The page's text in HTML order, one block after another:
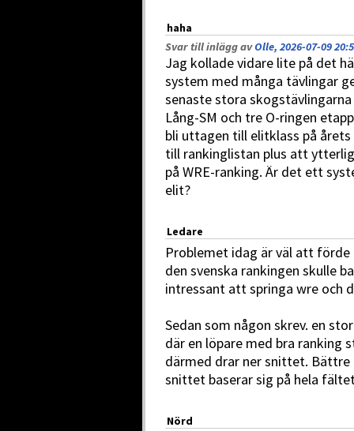
haha
Svar till inlägg avOlle, 2026-07-09
Jag kollade vidare lite på det
system med många tävlingar
senaste stora skogstävlingarna
Lång-SM och tre O-ringen
bli uttagen till elitklass på
till rankinglistan plus att
på WRE-ranking. Är det ett
elit?
Ledare
Problemet idag är väl att
den svenska rankingen skulle
intressant att springa wre och
Sedan som någon skrev. en
där en löpare med bra ranking
därmed drar ner snittet.
snittet baserar sig på hela
Nörd